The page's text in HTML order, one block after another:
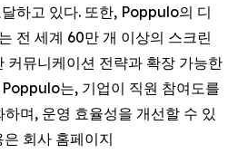
하고 있다. 또한, Poppulo의 디
전 세계 60만 개 이상의 스크린
커뮤니케이션 전략과 확장 가능한
는, 기업이 직원 참여도를
며, 운영 효율성을 개선할 수 있
회사 홈페이지